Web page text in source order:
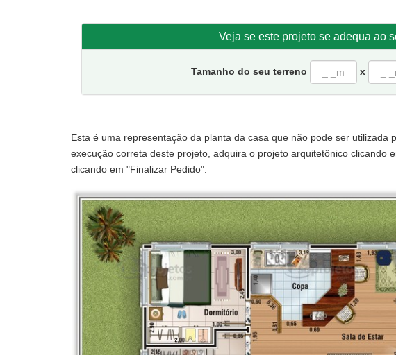
Veja se este projeto se adequa ao
Tamanho do seu terreno x
Esta é uma representação da planta da casa que não pode ser utilizada
execução correta deste projeto, adquira o projeto arquitetônico clicando
clicando em "Finalizar Pedido".